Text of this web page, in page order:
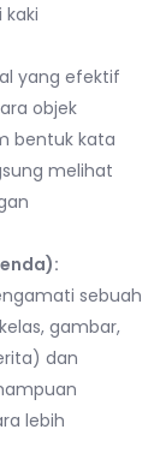
yang efektif
objek
bentuk kata
melihat
sebuah
gambar,
dan
lebih